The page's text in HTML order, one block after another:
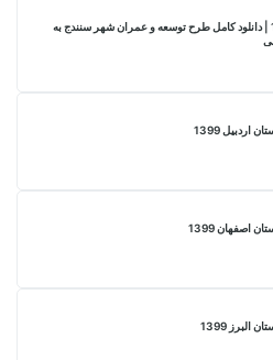
طرح جامع سنندج 1385 | دانلود کامل طرح توسعه و عمران شهر سنندج به
1399
1399
1399